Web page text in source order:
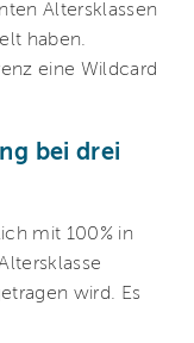
Altersklassen
haben.
eine Wildcard
bei drei
mit 100% in
wird. Es